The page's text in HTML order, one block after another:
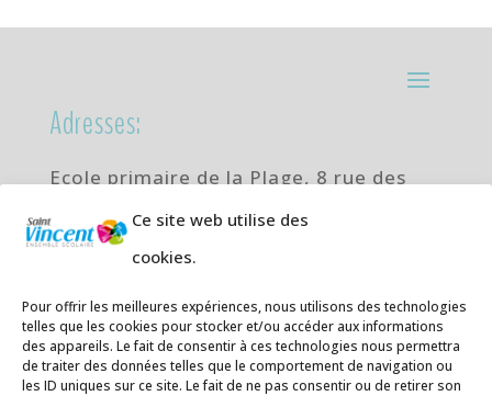
Ce site web utilise des
cookies.
Pour offrir les meilleures expériences, nous utilisons des technologies
telles que les cookies pour stocker et/ou accéder aux informations
des appareils. Le fait de consentir à ces technologies nous permettra
de traiter des données telles que le comportement de navigation ou
les ID uniques sur ce site. Le fait de ne pas consentir ou de retirer son
Adresses:
Ecole primaire de la Plage, 8 rue des
Téléphone
Libération 64700 Hendaye
Téléphone 05 59 48 89 00